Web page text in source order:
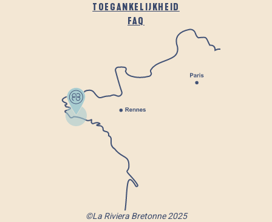
TOEGANKELIJKHEID
FAQ
©La Riviera Bretonne 2025